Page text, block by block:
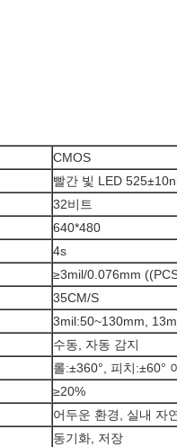
CMOS
빨간 빛 LED
32비트
640*480
4s
≥3mil/0.076mm
35CM/S
3mil:50~130mm,
수동, 자동 감지
롤:±360°, 피치:±60°
≥20%
어두운 환경, 실내 자
동기화, 저장